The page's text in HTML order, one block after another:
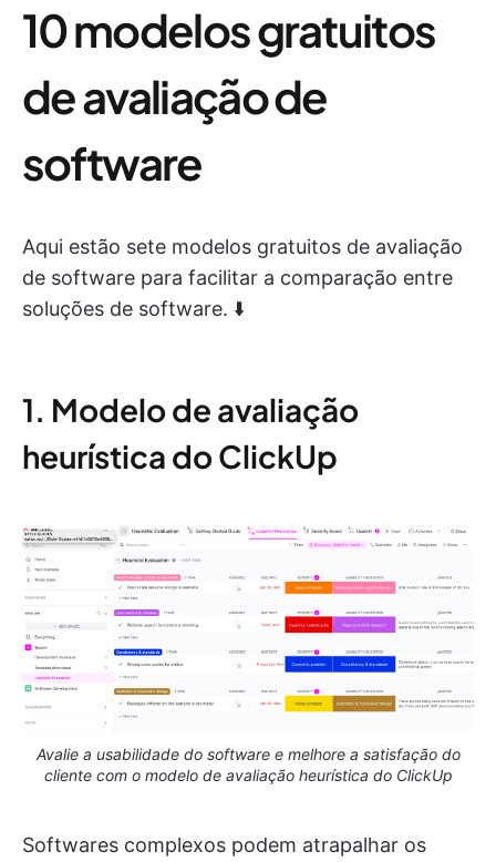
10 modelos gratuitos
de avaliação de
software
Aqui estão sete modelos gratuitos de avaliação
de software para facilitar a comparação entre
soluções de software. ⬇️
1. Modelo de avaliação
heurística do ClickUp
Avalie a usabilidade do software e melhore a satisfação do
cliente com o modelo de avaliação heurística do ClickUp
Softwares complexos podem atrapalhar os